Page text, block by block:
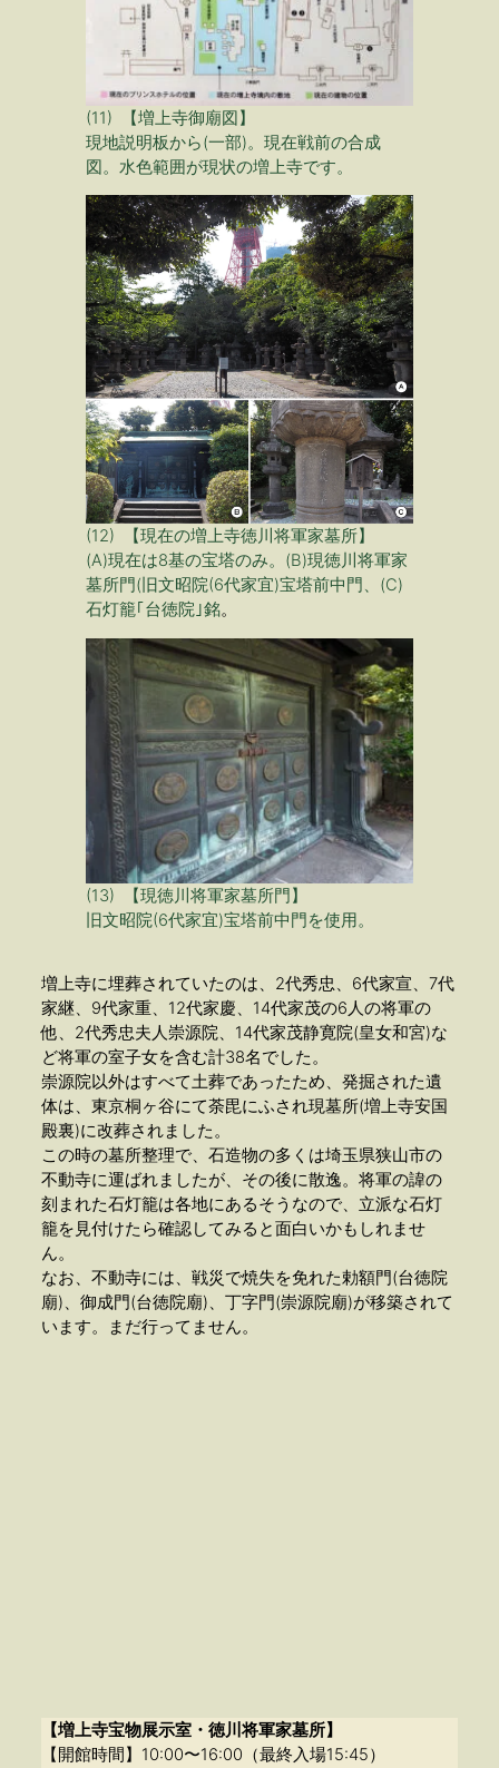
(11) 【増上寺御廟図】
現地説明板から(一部)。現在戦前の合成
図。水色範囲が現状の増上寺です。
(12) 【現在の増上寺徳川将軍家墓所】
(A)現在は8基の宝塔のみ。(B)現徳川将軍家
墓所門(旧文昭院(6代家宜)宝塔前中門、(C)
石灯籠｢台徳院｣銘。
(13) 【現徳川将軍家墓所門】
旧文昭院(6代家宜)宝塔前中門を使用。
増上寺に埋葬されていたのは、2代秀忠、6代家宣、7代
家継、9代家重、12代家慶、14代家茂の6人の将軍の
他、2代秀忠夫人崇源院、14代家茂静寛院(皇女和宮)な
ど将軍の室子女を含む計38名でした。
崇源院以外はすべて土葬であったため、発掘された遺
体は、東京桐ヶ谷にて荼毘にふされ現墓所(増上寺安国
殿裏)に改葬されました。
この時の墓所整理で、石造物の多くは埼玉県狭山市の
不動寺に運ばれましたが、その後に散逸。将軍の諱の
刻まれた石灯籠は各地にあるそうなので、立派な石灯
籠を見付けたら確認してみると面白いかもしれませ
ん。
なお、不動寺には、戦災で焼失を免れた勅額門(台徳院
廟)、御成門(台徳院廟)、丁字門(崇源院廟)が移築されて
います。まだ行ってません。
【増上寺宝物展示室・徳川将軍家墓所】
【開館時間】10:00〜16:00（最終入場15:45）